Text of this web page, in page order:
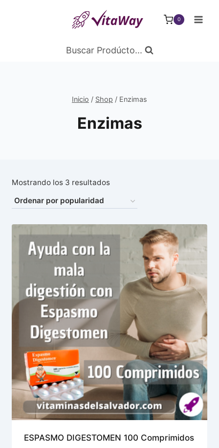
0
Buscar Prodúcto...
Inicio / Shop / Enzimas
Enzimas
Mostrando los 3 resultadosOrdenado
popularidad
ESPASMO DIGESTOMEN 100 Comprimidos